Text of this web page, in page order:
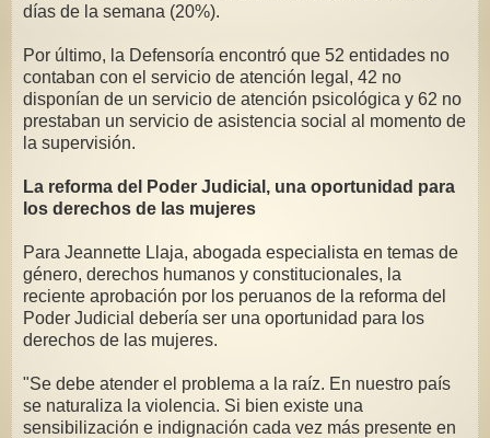
días de la semana (20%).
Por último, la Defensoría encontró que 52 entidades no
contaban con el servicio de atención legal, 42 no
disponían de un servicio de atención psicológica y 62 no
prestaban un servicio de asistencia social al momento de
la supervisión.
La reforma del Poder Judicial, una oportunidad para
los derechos de las mujeres
Para Jeannette Llaja, abogada especialista en temas de
género, derechos humanos y constitucionales, la
reciente aprobación por los peruanos de la reforma del
Poder Judicial debería ser una oportunidad para los
derechos de las mujeres.
"Se debe atender el problema a la raíz. En nuestro país
se naturaliza la violencia. Si bien existe una
sensibilización e indignación cada vez más presente en